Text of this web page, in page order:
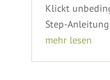
Klickt
Step-
mehr lesen